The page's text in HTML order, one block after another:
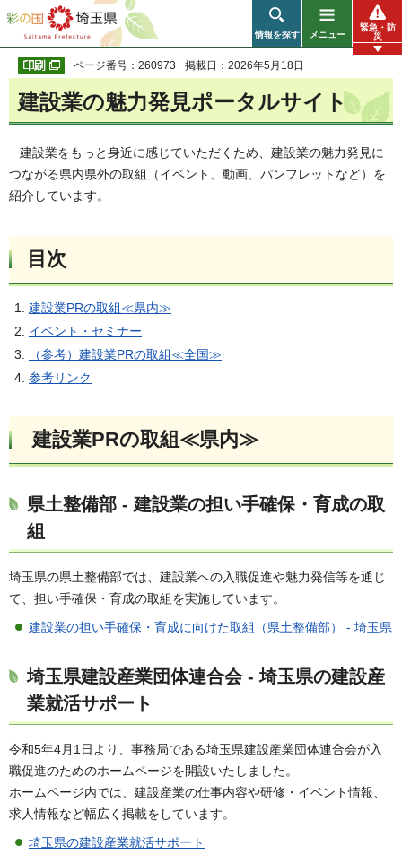
彩の国 埼玉県
情報を探す メニュー
緊急・防
災
ページ番号：260973 掲載日：2026年5月18日
建設業の魅力発見ポータルサイト
建設業をもっと身近に感じていただくため、建設業の魅力発見に
つながる県内県外の取組（イベント、動画、パンフレットなど）を
紹介しています。
目次
建設業PRの取組≪県内≫
イベント・セミナー
（参考） 建設業PRの取組≪全国≫
参考リンク
建設業PRの取組≪県内≫
県土整備部 - 建設業の担い手確保・育成の取
組
埼玉県の県土整備部では、建設業への入職促進や魅力発信等を通じ
て、担い手確保・育成の取組を実施しています。
建設業の担い手確保・育成に向けた取組（県土整備部） - 埼玉県
埼玉県建設産業団体連合会 - 埼玉県の建設産
業就活サポート
令和5年4月1日より、事務局である埼玉県建設産業団体連合会が入
職促進のためのホームページを開設いたしました。
ホームページ内では、建設産業の仕事内容や研修・イベント情報、
求人情報など幅広く掲載をしています。
埼玉県の建設産業就活サポート